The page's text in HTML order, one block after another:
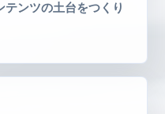
テンツの土台をつくり